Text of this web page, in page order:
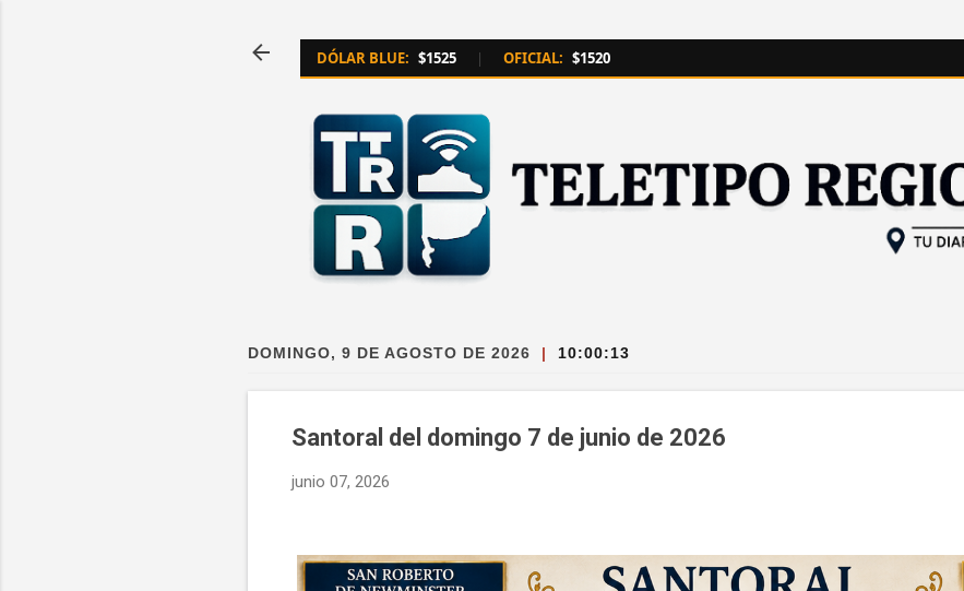
DÓLAR BLUE: $1525 | OFICIAL: $1520
DOMINGO, 9 DE AGOSTO DE 2026 | 10:00:14
Santoral del domingo 7 de junio de 2026
junio 07, 2026